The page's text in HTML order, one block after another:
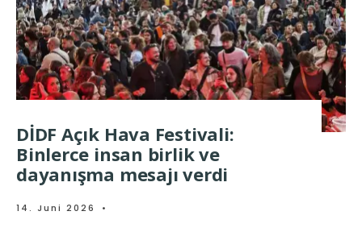
DİDF Açık Hava Festivali:
Binlerce insan birlik ve
dayanışma mesajı verdi
14. Juni 2026 •